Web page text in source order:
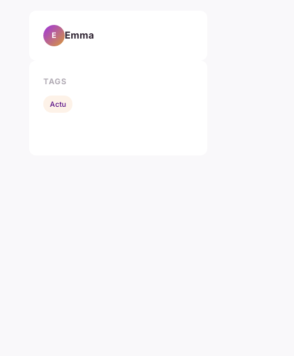
E Emma
TAGS
Actu